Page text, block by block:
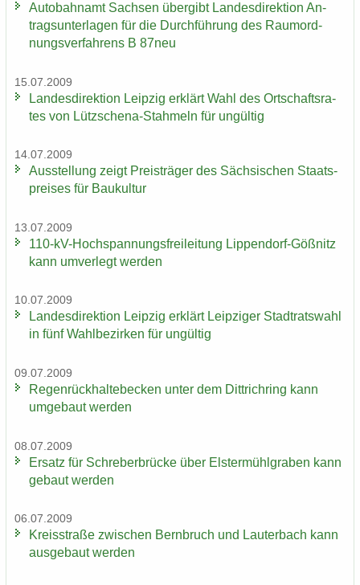
Au­to­bahn­amt Sach­sen über­gibt Lan­des­di­rek­ti­on An­
trags­un­ter­la­gen für die Durch­füh­rung des Raum­ord­
nungs­ver­fah­rens B 87neu
15.07.2009
Lan­des­di­rek­ti­on Leip­zig er­klärt Wahl des Ort­schafts­ra­
tes von Lützschena-​Stahmeln für un­gül­tig
14.07.2009
Aus­stel­lung zeigt Preis­trä­ger des Säch­si­schen Staats­
prei­ses für Bau­kul­tur
13.07.2009
110-​kV-Hochspannungsfreileitung Lippendorf-​Gößnitz
kann um­ver­legt wer­den
10.07.2009
Lan­des­di­rek­ti­on Leip­zig er­klärt Leip­zi­ger Stadt­rats­wahl
in fünf Wahl­be­zir­ken für un­gül­tig
09.07.2009
Re­gen­rück­hal­te­be­cken unter dem Dittrich­ring kann
um­ge­baut wer­den
08.07.2009
Er­satz für Schre­ber­brü­cke über Els­ter­mühl­gra­ben kann
ge­baut wer­den
06.07.2009
Kreis­stra­ße zwi­schen Bern­bruch und Lau­ter­bach kann
aus­ge­baut wer­den